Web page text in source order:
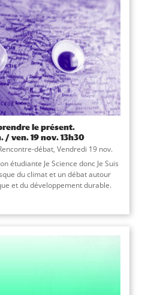
le présent.
ven. 19 nov. 13h30
débat, Vendredi 19 nov.
étudiante Je Science donc Je Suis
du climat et un débat autour
et du développement durable.